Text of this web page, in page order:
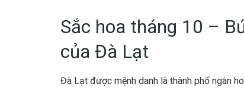
Sắc hoa tháng 10 –
của Đà Lạt
Đà Lạt được mệnh danh là thành phố ngàn